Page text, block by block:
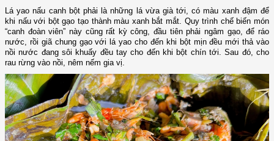
Lá yao nấu canh bột phải là những lá vừa già tới, có màu xanh đậm để
khi nấu với bột gạo tạo thành màu xanh bắt mắt. Quy trình chế biến món
“canh đoàn viên” này cũng rất kỳ công, đầu tiên phải ngâm gạo, để ráo
nước, rồi giã chung gạo với lá yao cho đến khi bột mịn đều mới thả vào
nồi nước đang sôi khuấy đều tay cho đến khi bột chín tới. Sau đó, cho
rau rừng vào nồi, nêm nếm gia vị.